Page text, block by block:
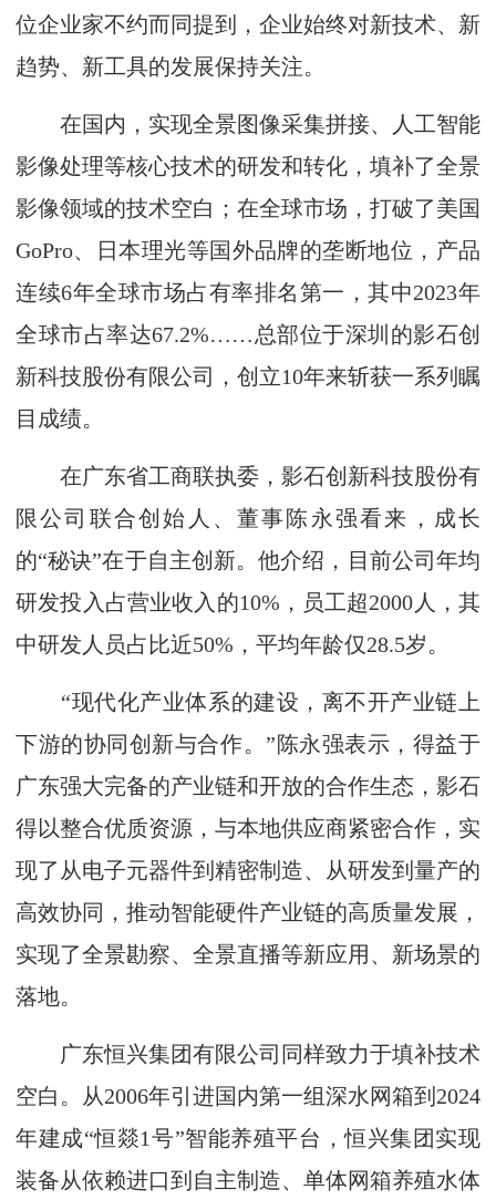
位企业家不约而同提到，企业始终对新技术、新
趋势、新工具的发展保持关注。
在国内，实现全景图像采集拼接、人工智能
影像处理等核心技术的研发和转化，填补了全景
影像领域的技术空白；在全球市场，打破了美国
GoPro、日本理光等国外品牌的垄断地位，产品
连续6年全球市场占有率排名第一，其中2023年
全球市占率达67.2%……总部位于深圳的影石创
新科技股份有限公司，创立10年来斩获一系列瞩
目成绩。
在广东省工商联执委，影石创新科技股份有
限公司联合创始人、董事陈永强看来，成长
的“秘诀”在于自主创新。他介绍，目前公司年均
研发投入占营业收入的10%，员工超2000人，其
中研发人员占比近50%，平均年龄仅28.5岁。
“现代化产业体系的建设，离不开产业链上
下游的协同创新与合作。”陈永强表示，得益于
广东强大完备的产业链和开放的合作生态，影石
得以整合优质资源，与本地供应商紧密合作，实
现了从电子元器件到精密制造、从研发到量产的
高效协同，推动智能硬件产业链的高质量发展，
实现了全景勘察、全景直播等新应用、新场景的
落地。
广东恒兴集团有限公司同样致力于填补技术
空白。从2006年引进国内第一组深水网箱到2024
年建成“恒燚1号”智能养殖平台，恒兴集团实现
装备从依赖进口到自主制造、单体网箱养殖水体